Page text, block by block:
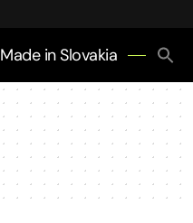
Made in Slovakia